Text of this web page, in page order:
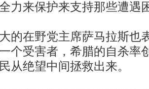
力来保护来支持那些遭遇
在野党主席萨马拉斯也
个受害者，希腊的自杀率
从绝望中间拯救出来。